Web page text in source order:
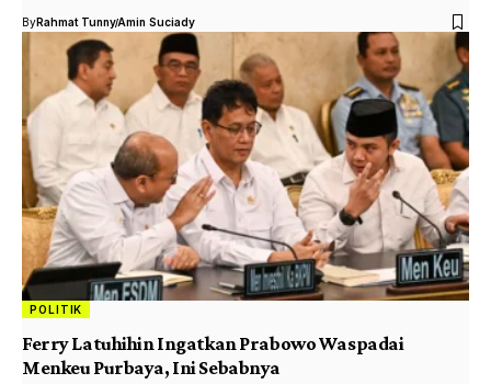
ByRahmat TunnyAmin Suciady
POLITIK
Ferry Latuhihin Ingatkan Prabowo Waspadai
Menkeu Purbaya, Ini Sebabnya